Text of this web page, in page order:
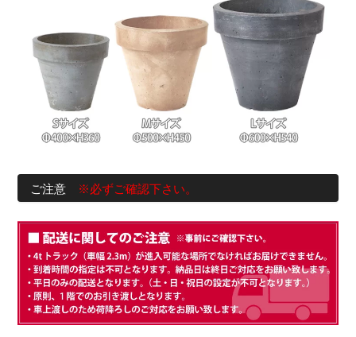
ご注意 ※必ずご確認下さい。